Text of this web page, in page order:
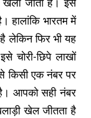
हालांकि भारतम में
लेकिन फिर भी यह
चोरी-छिपे लाखों
किसी एक नंबर पर
आपको सही नंबर
खेल जीतता है